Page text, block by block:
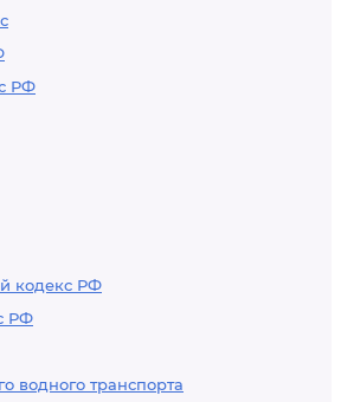
РФ
кодекс РФ
РФ
водного транспорта